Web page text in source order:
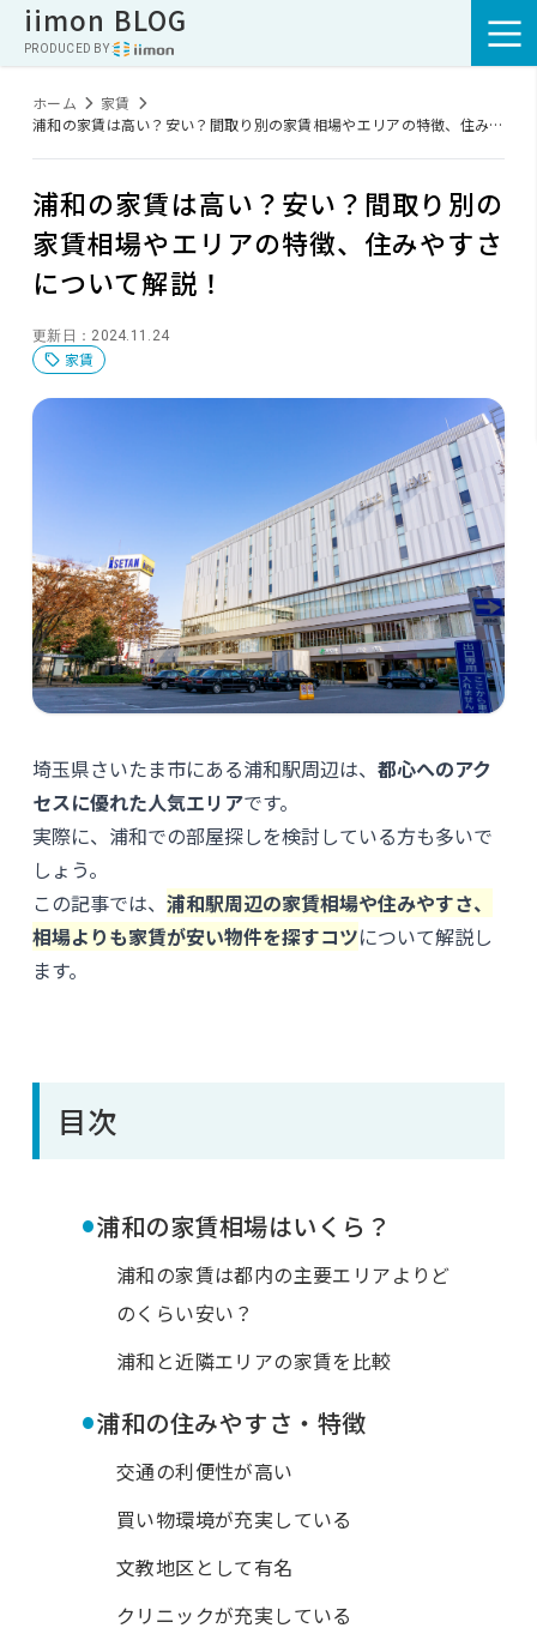
iimon BLOG
PRODUCED BY :
ホーム
家賃
浦和の家賃は高い？安い？間取り別の家賃相場やエリアの特徴、住みや
浦和の家賃は高い？安い？間取り別の
家賃相場やエリアの特徴、住みやすさ
について解説！
更新日：2024.11.24
家賃
埼玉県さいたま市にある浦和駅周辺は、 都心へのアク
セスに優れた人気エリアです。
実際に、浦和での部屋探しを検討している方も多いで
しょう。
この記事では、 浦和駅周辺の家賃相場や住みやすさ、
相場よりも家賃が安い物件を探すコツについて解説し
ます。
目次
•浦和の家賃相場はいくら？
浦和の家賃は都内の主要エリアよりど
のくらい安い？
浦和と近隣エリアの家賃を比較
•浦和の住みやすさ・特徴
交通の利便性が高い
買い物環境が充実している
文教地区として有名
クリニックが充実している